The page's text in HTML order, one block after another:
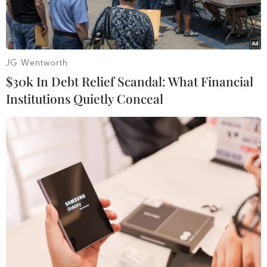
Tuyển thủ Ondrej Perusic (phải) trong một trận đấu bóng.
(Nguồn: indiatoday.in)
Ngày 19/7, đoàn thể thao Séc tham dự Olympic
Tokyo 2020 cho biết tuyển thủ bóng chuyền bãi
biển người Séc Ondrej Perusic đã có kết quả xét
nghiệm dương tính với virus SARS-CoV-2.
JG Wentworth
$30k In Debt Relief Scandal: What Financial
Institutions Quietly Conceal